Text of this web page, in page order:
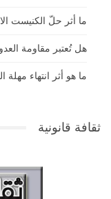
ما أثر حلّ الكنيست
هل تُعتبر مقاومة
ما هو أثر انتهاء مهلة
ثقافة قانونية